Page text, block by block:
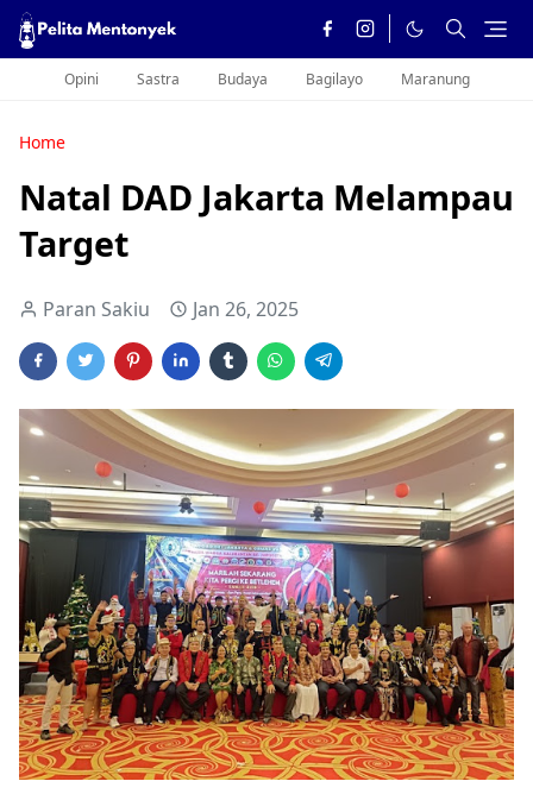
Opini Sastra Budaya Bagilayo Maranung
Home
Natal DAD Jakarta Melampau
Target
Paran Sakiu Jan 26, 2025